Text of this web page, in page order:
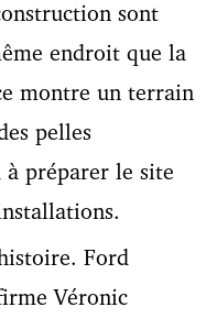
sont
endroit que la
montre un terrain
pelles
à préparer le site
Ford
Véronic